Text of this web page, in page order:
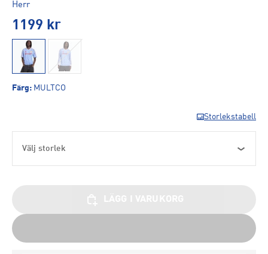
Herr
1199 kr
Färg: MULTCO
Storlekstabell
Välj storlek